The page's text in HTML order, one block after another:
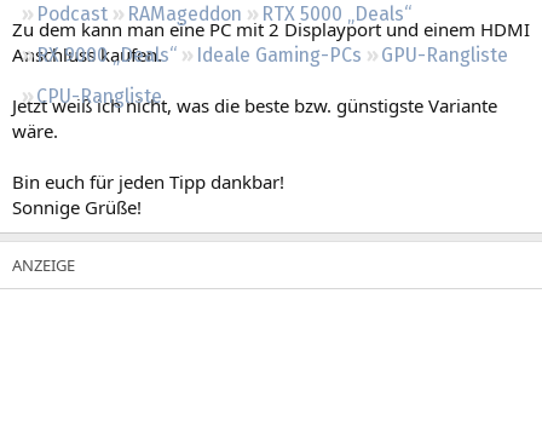
Podcast RAMageddon
RTX 5000 „Deals“
RX 9000 „Deals“
Ideale Gaming-PCs
GPU-Rangliste
CPU-Rangliste
Zu dem kann man eine PC mit 2 Displayport und einem HDMI
Anschluss kaufen.
Jetzt weiß ich nicht, was die beste bzw. günstigste Variante
wäre.
Bin euch für jeden Tipp dankbar!
Sonnige Grüße!